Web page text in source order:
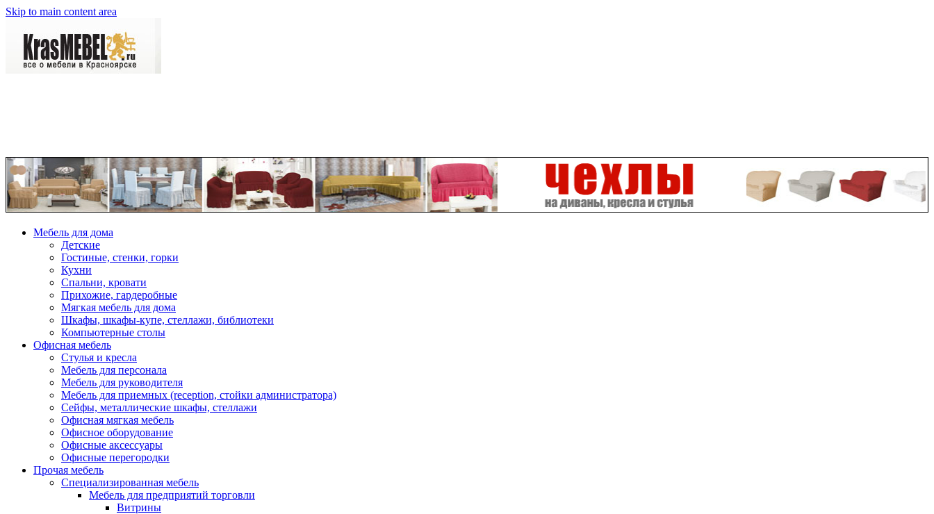
Skip to main content area
Мебель для дома
Детские
Гостиные, стенки, горки
Кухни
Спальни, кровати
Прихожие, гардеробные
Мягкая мебель для дома
Шкафы, шкафы-купе, стеллажи, библиотеки
Компьютерные столы
Офисная мебель
Стулья и кресла
Мебель для персонала
Мебель для руководителя
Мебель для приемных (reception, стойки администратора)
Сейфы, металлические шкафы, стеллажи
Офисная мягкая мебель
Офисное оборудование
Офисные аксессуары
Офисные перегородки
Прочая мебель
Специализированная мебель
Мебель для предприятий торговли
Витрины